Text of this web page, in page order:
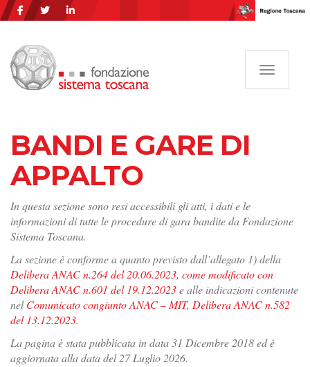
BANDI E GARE DI
APPALTO
In questa sezione sono resi accessibili gli atti, i dati e le
informazioni di tutte le procedure di gara bandite da Fondazione
Sistema Toscana.
La sezione è conforme a quanto previsto dall’allegato 1) della
Delibera ANAC n.264 del 20.06.2023, come modificato con
Delibera ANAC n.601 del 19.12.2023e alle indicazioni contenute
nelComunicato congiunto ANAC – MIT, Delibera ANAC n.582
del 13.12.2023.
La pagina è stata pubblicata in data 31 Dicembre 2018 ed è
aggiornata alla data del 27 Luglio 2026.